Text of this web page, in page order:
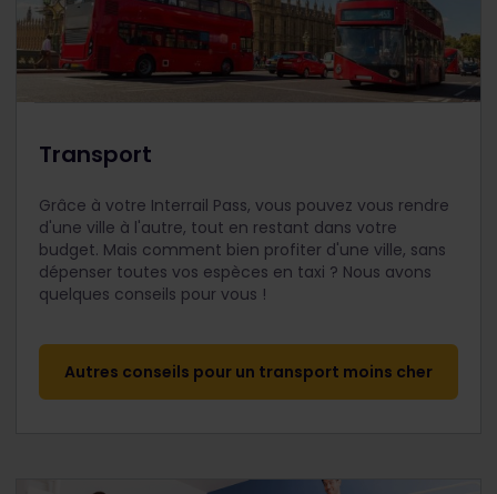
Transport
Grâce à votre Interrail Pass, vous pouvez vous rendre
d'une ville à l'autre, tout en restant dans votre
budget. Mais comment bien profiter d'une ville, sans
dépenser toutes vos espèces en taxi ? Nous avons
quelques conseils pour vous !
Autres conseils pour un transport moins cher